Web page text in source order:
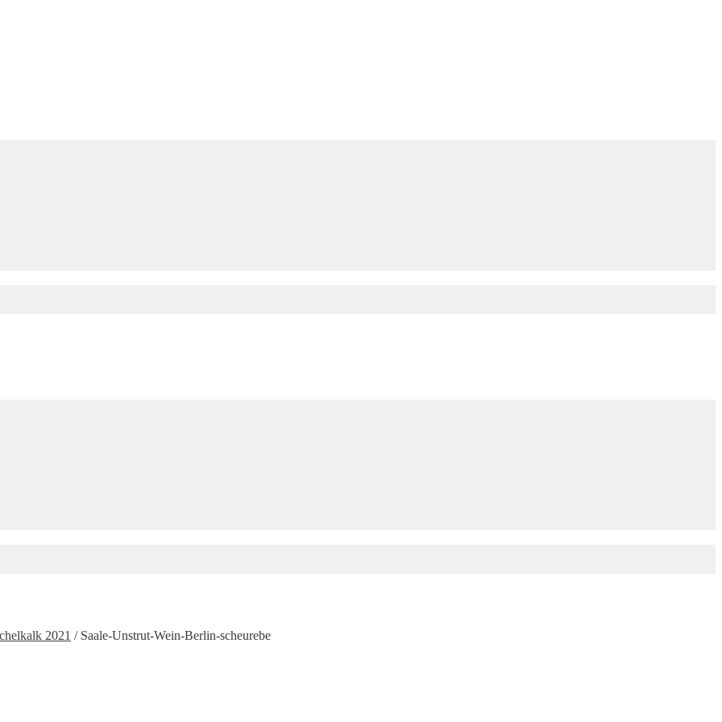
2021 / Saale-Unstrut-Wein-Berlin-scheurebe